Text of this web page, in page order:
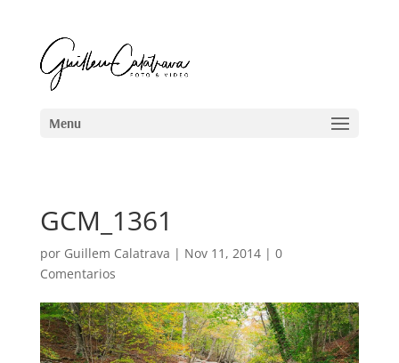
GCM_1361
por Guillem Calatrava | Nov 11, 2014| 0
Comentarios